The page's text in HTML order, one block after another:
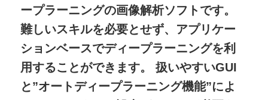
ープラーニングの画像解析ソフトです。
難しいスキルを必要とせず、アプリケー
ションベースでディープラーニングを利
用することができます。 扱いやすいGUI
と”オートディープラーニング機能”によ